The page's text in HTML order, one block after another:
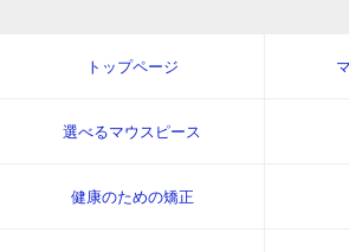
トップページ
選べるマウスピース
健康のための矯正